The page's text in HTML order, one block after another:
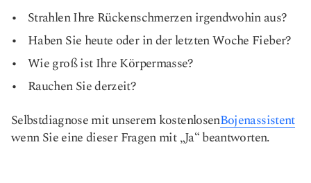
Strahlen Ihre Rückenschmerzen irgendwohin aus?
Haben Sie heute oder in der letzten Woche Fieber?
Wie groß ist Ihre Körpermasse?
Rauchen Sie derzeit?
Selbstdiagnose mit unserem kostenlosenBojenassistent
wenn Sie eine dieser Fragen mit „Ja“ beantworten.